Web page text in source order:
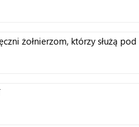
żołnierzom, którzy służą pod